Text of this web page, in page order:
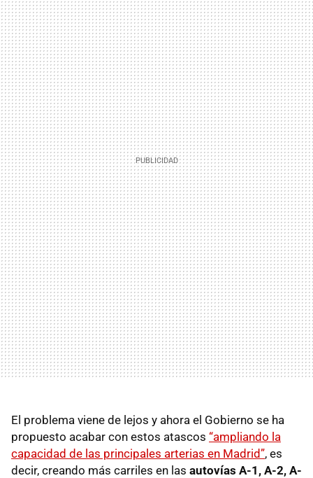
El problema viene de lejos y ahora el Gobierno se ha
propuesto acabar con estos atascos “ampliando la
capacidad de las principales arterias en Madrid”, es
decir, creando más carriles en las autovías A-1, A-2, A-